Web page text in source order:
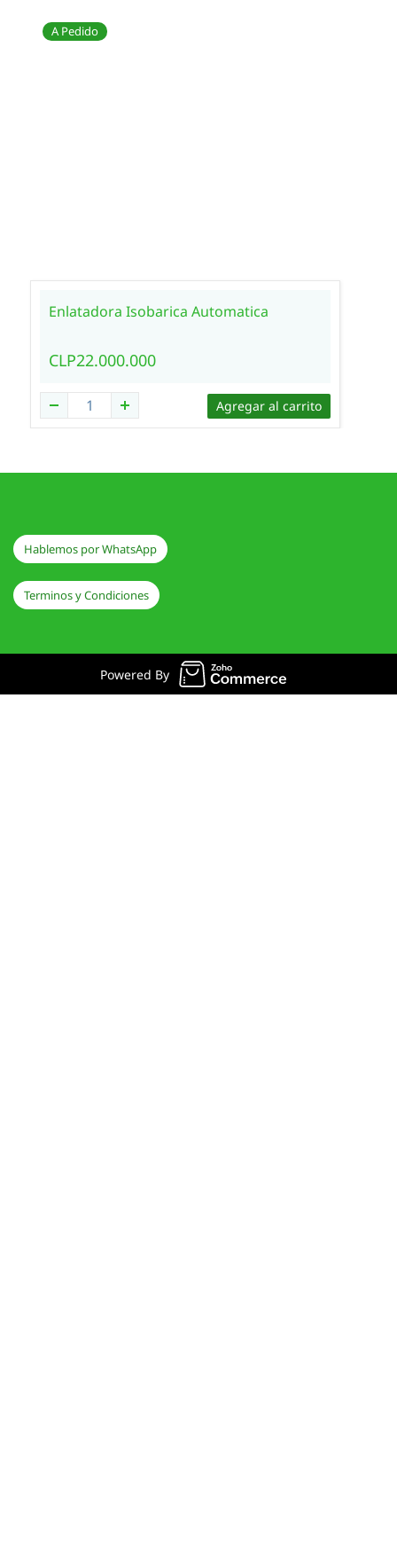
A Pedido
Enlatadora Isobarica Automatica
CLP22.000.000
Agregar al carrito
Hablemos por WhatsApp
Terminos y Condiciones
Powered By